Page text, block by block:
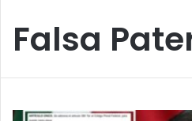
Falsa